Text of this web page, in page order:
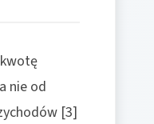
nie od
[3]